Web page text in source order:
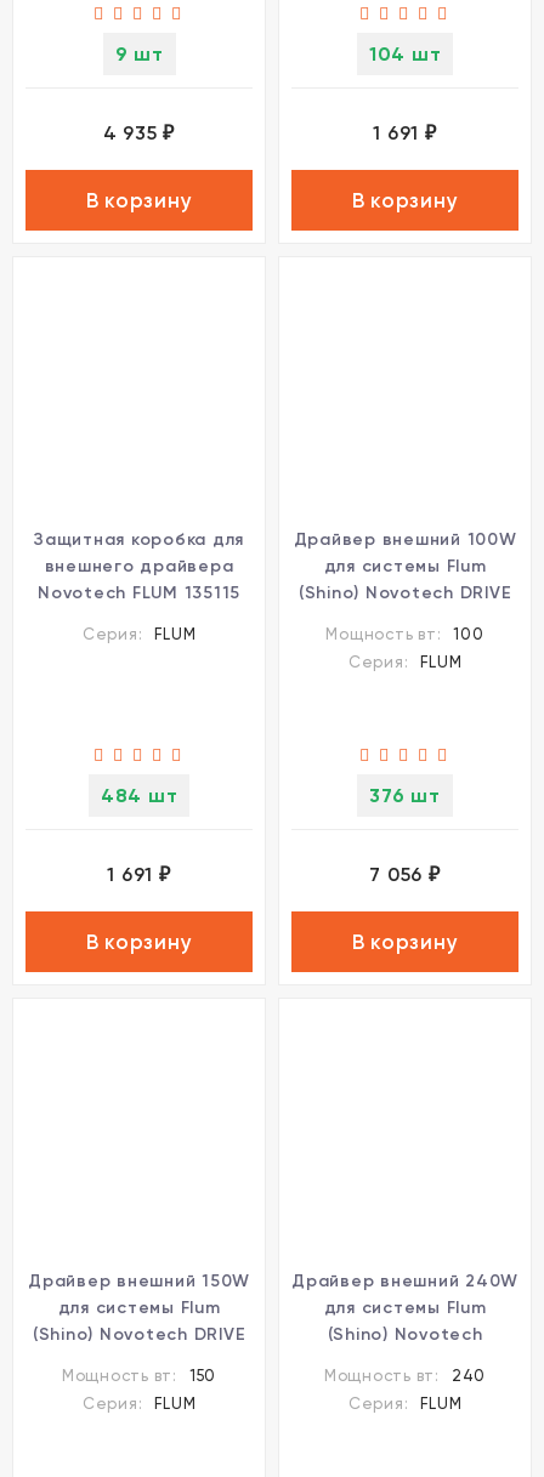
9 шт
4 935₽
В корзину
104 шт
1 691 ₽
В корзину
Защитная коробка для
внешнего драйвера
Novotech FLUM 135115
Серия: FLUM
484 шт
1 691 ₽
В корзину
Драйвер внешний 100W
для системы Flum
(Shino) Novotech DRIVE
Мощность вт:
100
Серия:
FLUM
376 шт
7 056 ₽
В корзину
Драйвер внешний 150W
для системы Flum
(Shino) Novotech DRIVE
Мощность вт:
150
Серия:
FLUM
Драйвер внешний 240W
для системы Flum
(Shino) Novotech
Мощность вт:
240
Серия:
FLUM